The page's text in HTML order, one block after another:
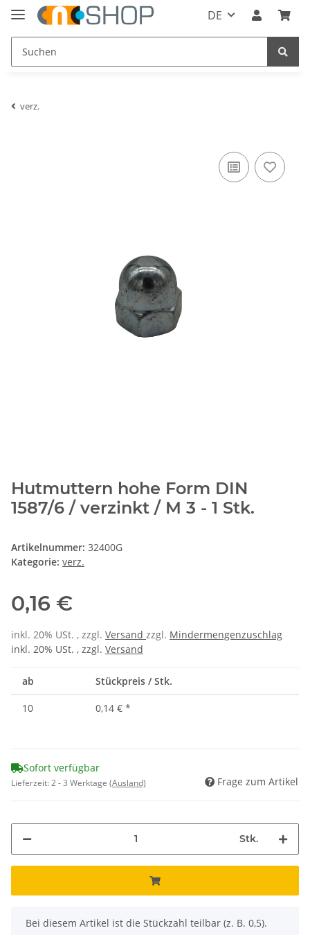
DE
verz.
Hutmuttern hohe Form DIN
1587/6 / verzinkt / M 3 - 1 Stk.
Artikelnummer: 32400G
Kategorie: verz.
0,16 €
inkl. 20% USt. , zzgl. Versand zzgl. Mindermengenzuschlag
inkl. 20% USt. , zzgl. Versand
ab Stückpreis / Stk.
10 0,14 € *
Sofort verfügbar
Lieferzeit:2 - 3 Werktage (Ausland) Frage zum Artikel
Stk.
x
Bei diesem Artikel ist die Stückzahl teilbar (z. B. 0,5).